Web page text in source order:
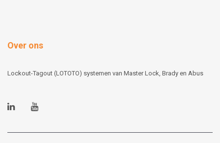
Over ons
Lockout-Tagout (LOTOTO) systemen van Master Lock, Brady en Abus